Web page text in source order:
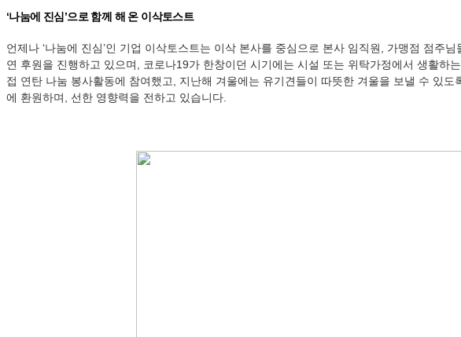
‘나눔에 진심’으로 함께 해 온 이삭토스트
언제나 ‘나눔에 진심’인 기업 이삭토스트는 이삭 본사를 중심으로 본사 임직원, 가맹점 점
연 후원을 진행하고 있으며, 코로나19가 한창이던 시기에는 시설 또는 위탁가정에서 생활
접 연탄 나눔 봉사활동에 참여했고, 지난해 겨울에는 유기견들이 따뜻한 겨울을 보낼 수 있
에 환원하며, 선한 영향력을 전하고 있습니다.